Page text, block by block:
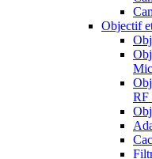
Objectif
RF